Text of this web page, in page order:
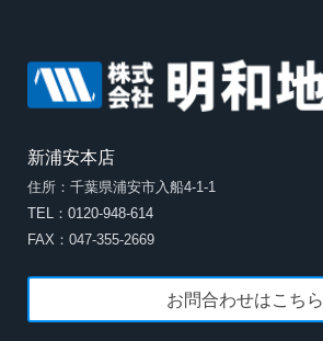
新浦安本店
住所：千葉県浦安市入船4-1-1
TEL：0120-948-614
FAX：047-355-2669
お問合わせはこちら